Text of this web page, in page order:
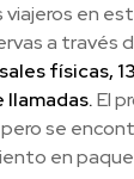
en
a través
físicas,
llamadas.El
se
en